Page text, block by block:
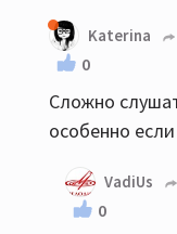
Katerina
0
Сложно
особенно
VadiUs
0